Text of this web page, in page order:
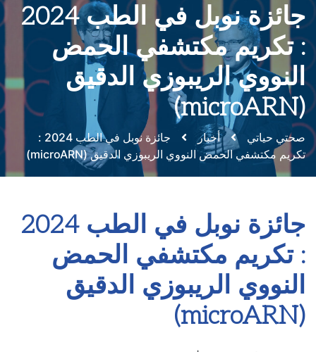
جائزة نوبل في الطب 2024
: تكريم مكتشفي الحمض
النووي الريبوزي الدقيق
(microARN)
صحتي حياتي أخبار
جائزة نوبل في الطب 2024 :
تكريم مكتشفي الحمض النووي الريبوزي الدقيق (microARN)
جائزة نوبل في الطب 2024
: تكريم مكتشفي الحمض
النووي الريبوزي الدقيق
(microARN)